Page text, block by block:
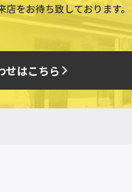
をお待ち致しております。
せはこちら